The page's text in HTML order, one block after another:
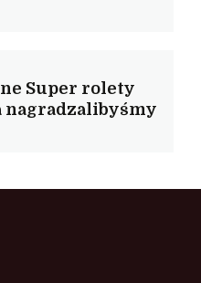
Super rolety
nagradzalibyśmy